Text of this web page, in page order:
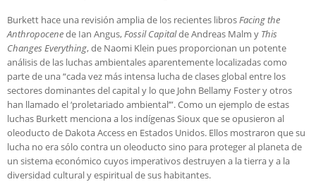
Burkett hace una revisión amplia de los recientes librosFacing the
Anthropocenede Ian Angus,Fossil Capitalde Andreas Malm y This
Changes Everything, de Naomi Klein pues proporcionan un potente
análisis de las luchas ambientales aparentemente localizadas como
parte de una “cada vez más intensa lucha de clases global entre los
sectores dominantes del capital y lo que John Bellamy Foster y otros
han llamado el ‘proletariado ambiental’”. Como un ejemplo de estas
luchas Burkett menciona a los indígenas Sioux que se opusieron al
oleoducto de Dakota Access en Estados Unidos. Ellos mostraron que su
lucha no era sólo contra un oleoducto sino para proteger al planeta de
un sistema económico cuyos imperativos destruyen a la tierra y a la
diversidad cultural y espiritual de sus habitantes.